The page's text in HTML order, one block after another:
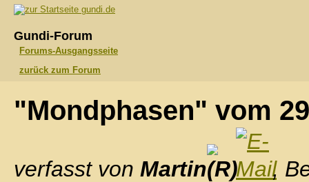
gundi.de
Gundi-Forum
Forums-Ausgangsseite
zurück zum Forum
"Mondphasen" vom
verfasst von Martin
,